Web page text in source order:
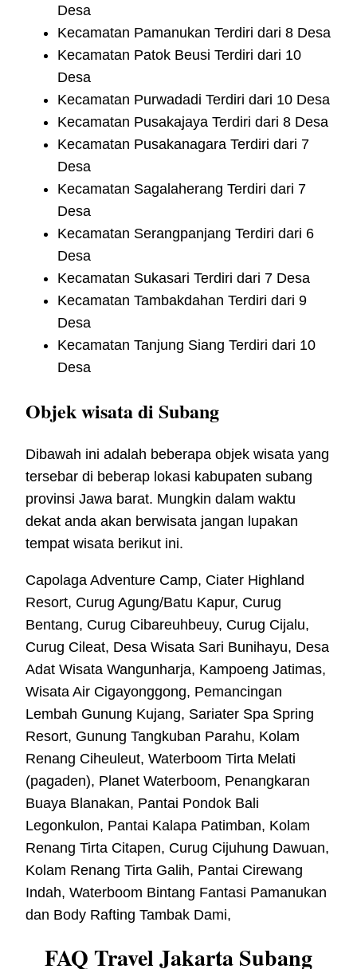
Desa
Kecamatan Pamanukan Terdiri dari 8 Desa
Kecamatan Patok Beusi Terdiri dari 10
Desa
Kecamatan Purwadadi Terdiri dari 10 Desa
Kecamatan Pusakajaya Terdiri dari 8 Desa
Kecamatan Pusakanagara Terdiri dari 7
Desa
Kecamatan Sagalaherang Terdiri dari 7
Desa
Kecamatan Serangpanjang Terdiri dari 6
Desa
Kecamatan Sukasari Terdiri dari 7 Desa
Kecamatan Tambakdahan Terdiri dari 9
Desa
Kecamatan Tanjung Siang Terdiri dari 10
Desa
Objek wisata di Subang
Dibawah ini adalah beberapa objek wisata yang
tersebar di beberap lokasi kabupaten subang
provinsi Jawa barat. Mungkin dalam waktu
dekat anda akan berwisata jangan lupakan
tempat wisata berikut ini.
Capolaga Adventure Camp, Ciater Highland
Resort, Curug Agung/Batu Kapur, Curug
Bentang, Curug Cibareuhbeuy, Curug Cijalu,
Curug Cileat, Desa Wisata Sari Bunihayu, Desa
Adat Wisata Wangunharja, Kampoeng Jatimas,
Wisata Air Cigayonggong, Pemancingan
Lembah Gunung Kujang, Sariater Spa Spring
Resort, Gunung Tangkuban Parahu, Kolam
Renang Ciheuleut, Waterboom Tirta Melati
(pagaden), Planet Waterboom, Penangkaran
Buaya Blanakan, Pantai Pondok Bali
Legonkulon, Pantai Kalapa Patimban, Kolam
Renang Tirta Citapen, Curug Cijuhung Dawuan,
Kolam Renang Tirta Galih, Pantai Cirewang
Indah, Waterboom Bintang Fantasi Pamanukan
dan Body Rafting Tambak Dami,
FAQ Travel Jakarta Subang